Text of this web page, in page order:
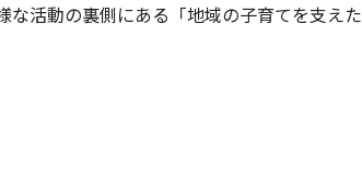
活動の裏側にある「地域の子育てを支えた